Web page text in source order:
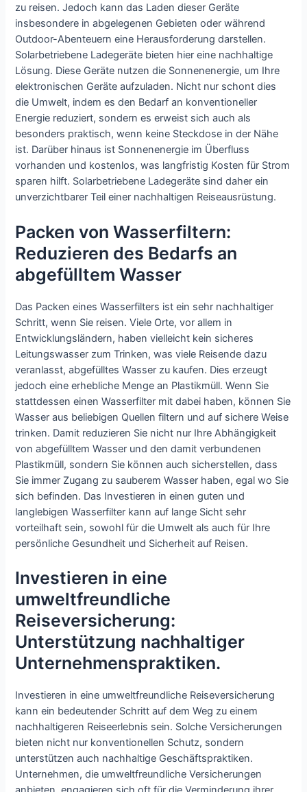
zu reisen. Jedoch kann das Laden dieser Geräte
insbesondere in abgelegenen Gebieten oder während
Outdoor-Abenteuern eine Herausforderung darstellen.
Solarbetriebene Ladegeräte bieten hier eine nachhaltige
Lösung. Diese Geräte nutzen die Sonnenenergie, um Ihre
elektronischen Geräte aufzuladen. Nicht nur schont dies
die Umwelt, indem es den Bedarf an konventioneller
Energie reduziert, sondern es erweist sich auch als
besonders praktisch, wenn keine Steckdose in der Nähe
ist. Darüber hinaus ist Sonnenenergie im Überfluss
vorhanden und kostenlos, was langfristig Kosten für Strom
sparen hilft. Solarbetriebene Ladegeräte sind daher ein
unverzichtbarer Teil einer nachhaltigen Reiseausrüstung.
Packen von Wasserfiltern:
Reduzieren des Bedarfs an
abgefülltem Wasser
Das Packen eines Wasserfilters ist ein sehr nachhaltiger
Schritt, wenn Sie reisen. Viele Orte, vor allem in
Entwicklungsländern, haben vielleicht kein sicheres
Leitungswasser zum Trinken, was viele Reisende dazu
veranlasst, abgefülltes Wasser zu kaufen. Dies erzeugt
jedoch eine erhebliche Menge an Plastikmüll. Wenn Sie
stattdessen einen Wasserfilter mit dabei haben, können Sie
Wasser aus beliebigen Quellen filtern und auf sichere Weise
trinken. Damit reduzieren Sie nicht nur Ihre Abhängigkeit
von abgefülltem Wasser und den damit verbundenen
Plastikmüll, sondern Sie können auch sicherstellen, dass
Sie immer Zugang zu sauberem Wasser haben, egal wo Sie
sich befinden. Das Investieren in einen guten und
langlebigen Wasserfilter kann auf lange Sicht sehr
vorteilhaft sein, sowohl für die Umwelt als auch für Ihre
persönliche Gesundheit und Sicherheit auf Reisen.
Investieren in eine
umweltfreundliche
Reiseversicherung:
Unterstützung nachhaltiger
Unternehmenspraktiken.
Investieren in eine umweltfreundliche Reiseversicherung
kann ein bedeutender Schritt auf dem Weg zu einem
nachhaltigeren Reiseerlebnis sein. Solche Versicherungen
bieten nicht nur konventionellen Schutz, sondern
unterstützen auch nachhaltige Geschäftspraktiken.
Unternehmen, die umweltfreundliche Versicherungen